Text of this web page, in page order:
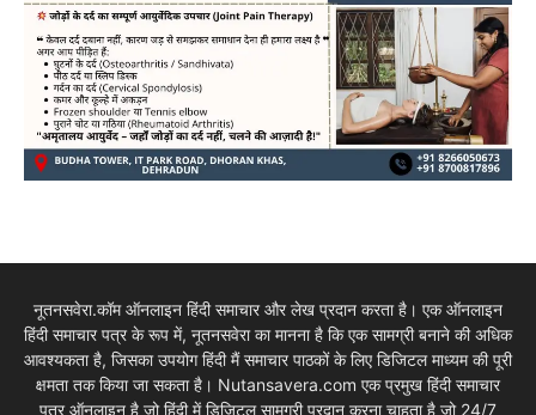
नूतनसवेरा.कॉम ऑनलाइन हिंदी समाचार और लेख प्रदान करता है। एक ऑनलाइन
हिंदी समाचार पत्र के रूप में, नूतनसवेरा का मानना है कि एक सामग्री बनाने की अधिक
आवश्यकता है, जिसका उपयोग हिंदी मैं समाचार पाठकों के लिए डिजिटल माध्यम की पूरी
क्षमता तक किया जा सकता है। Nutansavera.com एक प्रमुख हिंदी समाचार
पत्र ऑनलाइन है जो हिंदी में डिजिटल सामग्री प्रदान करना चाहता है जो 24/7